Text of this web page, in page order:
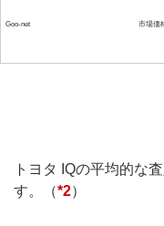
Goo-net 市場価
トヨタ IQの平均的な
す。（*2）